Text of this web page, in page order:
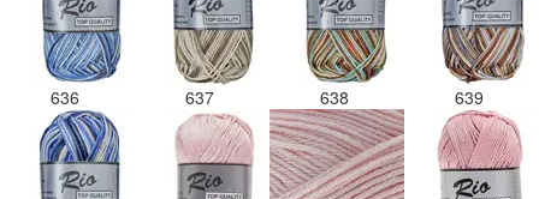
636 637 638 639